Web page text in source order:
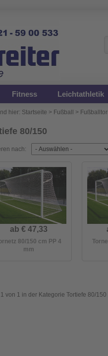
Fitness Leichtathletik
hier: Startseite > Fußball >
80/150
nach:
ab € 47,33
80/150 cm PP 4
mm
von 1 in der Kategorie Tortiefe 80/150